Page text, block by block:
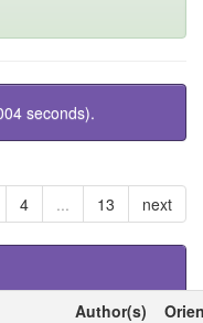
seconds).
4 ... 13 next
Author(s)